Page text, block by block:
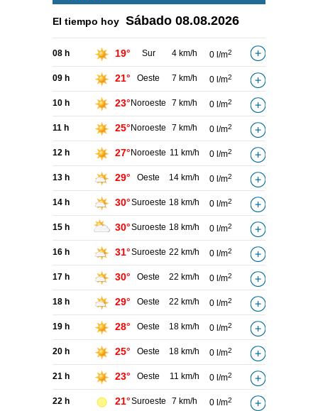
El tiempo hoy Sábado 08.08.2026
08 h 19° Sur 4 km/h 0 l/m2
09 h 21° Oeste 7 km/h 0 l/m2
10 h 23° Noroeste 7 km/h 0 l/m2
11 h 25° Noroeste 7 km/h 0 l/m2
12 h 27° Noroeste 11 km/h 0 l/m2
13 h 29° Oeste 14 km/h 0 l/m2
14 h 30°Suroeste 18 km/h 0 l/m2
15 h 30°Suroeste 18 km/h 0 l/m2
16 h 31°Suroeste 22 km/h 0 l/m2
17 h 30° Oeste 22 km/h 0 l/m2
18 h 29° Oeste 22 km/h 0 l/m2
19 h 28° Oeste 18 km/h 0 l/m2
20 h 25° Oeste 18 km/h 0 l/m2
21 h 23° Oeste 11 km/h 0 l/m2
22 h 21°Suroeste 7 km/h 0 l/m2